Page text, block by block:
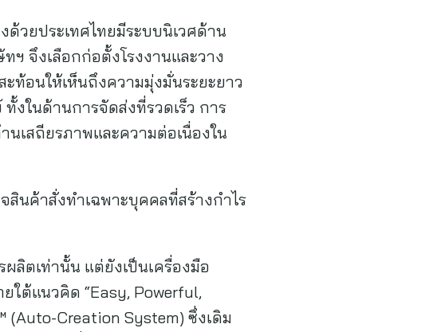
ด้วยประเทศไทยมีระบบนิเวศด้าน
จึงเลือกก่อตั้งโรงงานและวาง
ท้อนให้เห็นถึงความมุ่งมั่นระยะยาว
งในด้านการจัดส่งที่รวดเร็ว การ
เสถียรภาพและความต่อเนื่องใน
นค้าสั่งทำเฉพาะบุคคลที่สร้างกำไร
ผลิตเท่านั้น แต่ยังเป็นเครื่องมือ
ใต้แนวคิด “Easy, Powerful,
(Auto-Creation System) ซึ่งเดิม